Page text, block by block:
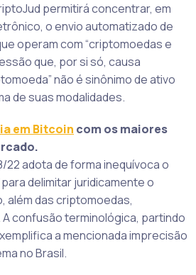
permitirá concentrar, em
o envio automatizado de
operam com “criptomoedas e
que, por si só, causa
não é sinônimo de ativo
de suas modalidades.
em Bitcoin com os maiores
22 adota de forma inequívoca o
delimitar juridicamente o
além das criptomoedas,
confusão terminológica, partindo
a mencionada imprecisão
no Brasil.